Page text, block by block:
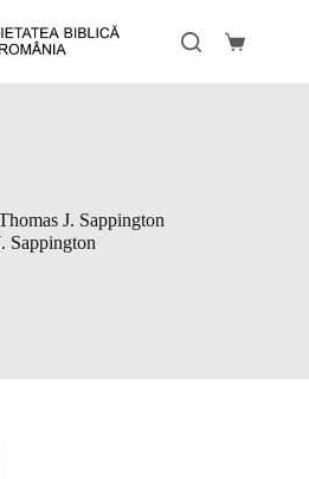
Coș
J. Sappington
Sappington